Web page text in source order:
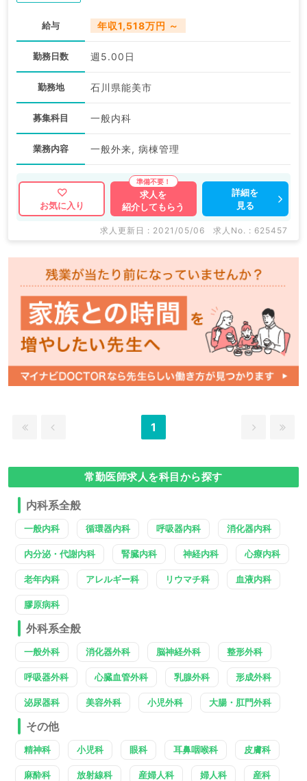
給与 年収1,518万円 ～
勤務日数 週5.00日
勤務地 石川県能美市
募集科目 一般内科
業務内容 一般外来, 病棟管理
お気に入り
求人を
紹介してもらう
詳細を
見る
求人更新日 : 2021/05/06 求人No. : 625457
1
常勤医師求人を科目から探す
内科系全般
一般内科 循環器内科 呼吸器内科 消化器内科
内分泌・代謝内科 腎臓内科 神経内科 心療内科
老年内科 アレルギー科 リウマチ科 血液内科
膠原病科
外科系全般
一般外科 消化器外科 脳神経外科 整形外科
呼吸器外科 心臓血管外科 乳腺外科 形成外科
泌尿器科 美容外科 小児外科 大腸・肛門外科
その他
精神科 小児科 眼科 耳鼻咽喉科 皮膚科
麻酔科 放射線科 産婦人科 婦人科 産科